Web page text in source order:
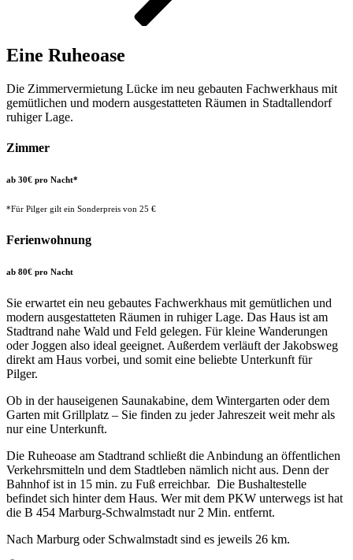
Eine Ruheoase
Die Zimmervermietung Lücke im neu gebauten Fachwerkhaus mit
gemütlichen und modern ausgestatteten Räumen in Stadtallendorf
ruhiger Lage.
Zimmer
ab 30€ pro Nacht*
*Für Pilger gilt ein Sonderpreis von 25 €
Ferienwohnung
ab 80€ pro Nacht
Sie erwartet ein neu gebautes Fachwerkhaus mit gemütlichen und
modern ausgestatteten Räumen in ruhiger Lage. Das Haus ist am
Stadtrand nahe Wald und Feld gelegen. Für kleine Wanderungen
oder Joggen also ideal geeignet. Außerdem verläuft der Jakobsweg
direkt am Haus vorbei, und somit eine beliebte Unterkunft für
Pilger.
Ob in der hauseigenen Saunakabine, dem Wintergarten oder dem
Garten mit Grillplatz – Sie finden zu jeder Jahreszeit weit mehr als
nur eine Unterkunft.
Die Ruheoase am Stadtrand schließt die Anbindung an öffentlichen
Verkehrsmitteln und dem Stadtleben nämlich nicht aus. Denn der
Bahnhof ist in 15 min. zu Fuß erreichbar. Die Bushaltestelle
befindet sich hinter dem Haus. Wer mit dem PKW unterwegs ist hat
die B 454 Marburg-Schwalmstadt nur 2 Min. entfernt.
Nach Marburg oder Schwalmstadt sind es jeweils 26 km.